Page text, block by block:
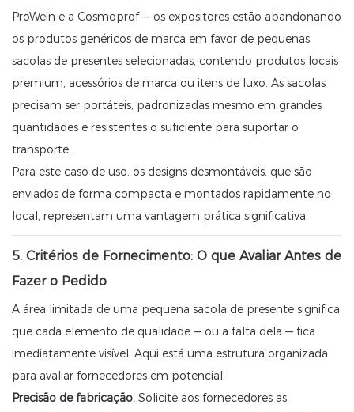
ProWein e a Cosmoprof — os expositores estão abandonando
os produtos genéricos de marca em favor de pequenas
sacolas de presentes selecionadas, contendo produtos locais
premium, acessórios de marca ou itens de luxo. As sacolas
precisam ser portáteis, padronizadas mesmo em grandes
quantidades e resistentes o suficiente para suportar o
transporte.
Para este caso de uso, os designs desmontáveis, que são
enviados de forma compacta e montados rapidamente no
local, representam uma vantagem prática significativa.
5. Critérios de Fornecimento: O que Avaliar Antes de
Fazer o Pedido
A área limitada de uma pequena sacola de presente significa
que cada elemento de qualidade — ou a falta dela — fica
imediatamente visível. Aqui está uma estrutura organizada
para avaliar fornecedores em potencial.
Precisão de fabricação. Solicite aos fornecedores as